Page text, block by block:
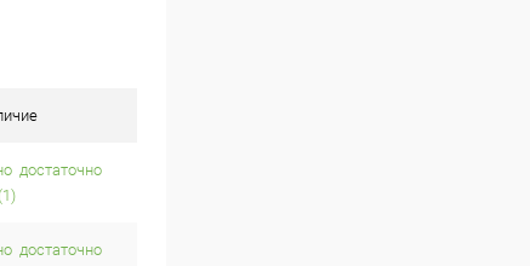
достаточно
(1)
достаточно